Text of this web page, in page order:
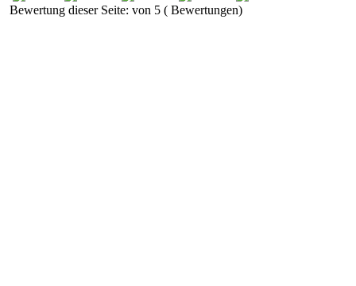
Bewertung dieser Seite: von 5 ( Bewertungen)